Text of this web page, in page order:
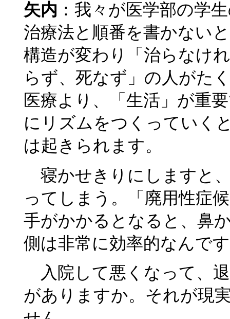
矢内 ：我々が医学部の学
治療法と順番を書かない
構造が変わり「治らなけ
らず、死なず」の人がた
医療より、「生活」が重
にリズムをつくっていく
は起きられます。
寝かせきりにしますと
ってしまう。「廃用性症
手がかかるとなると、鼻
側は非常に効率的なんで
入院して悪くなって、
がありますか。それが現